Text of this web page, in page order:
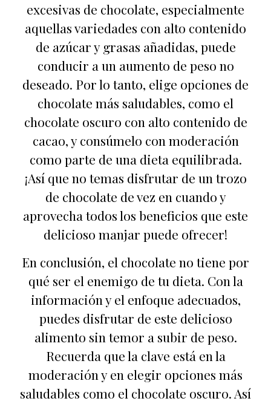
excesivas de chocolate, especialmente
aquellas variedades con alto contenido
de azúcar y grasas añadidas, puede
conducir a un aumento de peso no
deseado. Por lo tanto, elige opciones de
chocolate más saludables, como el
chocolate oscuro con alto contenido de
cacao, y consúmelo con moderación
como parte de una dieta equilibrada.
¡Así que no temas disfrutar de un trozo
de chocolate de vez en cuando y
aprovecha todos los beneficios que este
delicioso manjar puede ofrecer!
En conclusión, el chocolate no tiene por
qué ser el enemigo de tu dieta. Con la
información y el enfoque adecuados,
puedes disfrutar de este delicioso
alimento sin temor a subir de peso.
Recuerda que la clave está en la
moderación y en elegir opciones más
saludables como el chocolate oscuro. Así